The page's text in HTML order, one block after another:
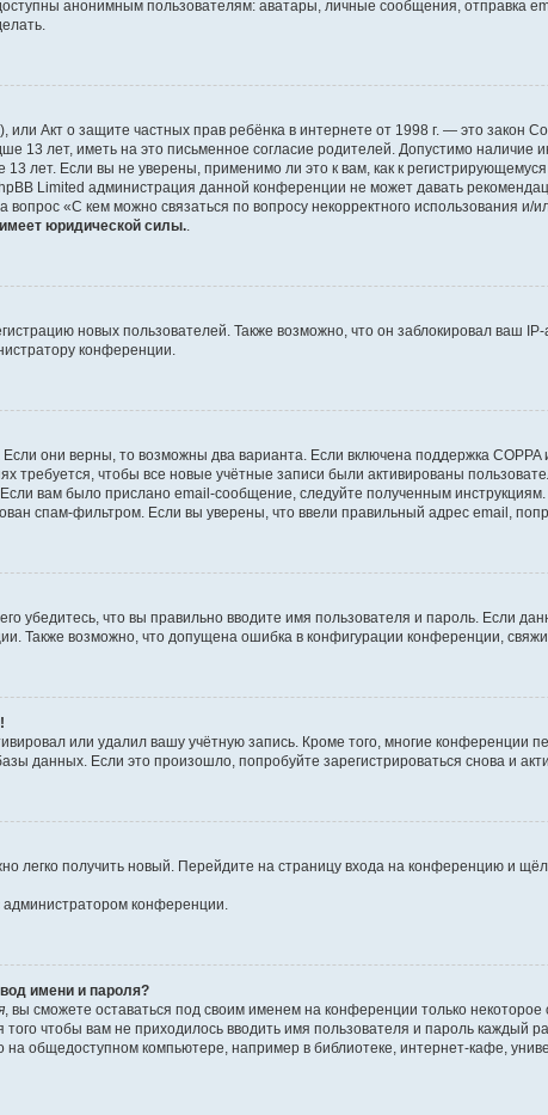
анонимным пользователям: аватары, личные сообщения, отправка
или Акт о защите частных прав ребёнка в интернете от 1998 г. — это закон
13 лет, иметь на это письменное согласие родителей. Допустимо наличие
лет. Если вы не уверены, применимо ли это к вам, как к
Limited администрация данной конференции не может давать
«С кем можно связаться по вопросу некорректного использования
юридической силы..
новых пользователей. Также возможно, что он заблокировал ваш
конференции.
они верны, то возможны два варианта. Если включена поддержка COPPA
требуется, чтобы все новые учётные записи были активированы
вам было прислано email-сообщение, следуйте полученным
спам-фильтром. Если вы уверены, что ввели правильный адрес email,
убедитесь, что вы правильно вводите имя пользователя и пароль. Если
Также возможно, что допущена ошибка в конфигурации конференции,
или удалил вашу учётную запись. Кроме того, многие конференции
данных. Если это произошло, попробуйте зарегистрироваться снова и
легко получить новый. Перейдите на страницу входа на конференцию и
администратором конференции.
имени и пароля?
, вы сможете оставаться под своим именем на конференции только
чтобы вам не приходилось вводить имя пользователя и пароль каждый
общедоступном компьютере, например в библиотеке, интернет-кафе,